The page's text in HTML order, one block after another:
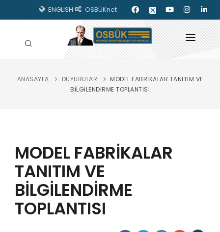
ENGLISH OSBÜKnet
HAKKIMIZDA
KILAVUZLAR
YAYINLARIMIZ
ENERJİ İZLEME
İLETİŞİM
ANASAYFA DUYURULAR
MODEL FABRİKALAR TANITIM VE
BİLGİLENDİRME TOPLANTISI
MODEL FABRİKALAR
TANITIM VE
BİLGİLENDİRME
TOPLANTISI